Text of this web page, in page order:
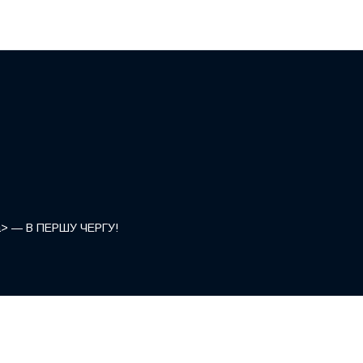
a> — В ПЕРШУ ЧЕРГУ!